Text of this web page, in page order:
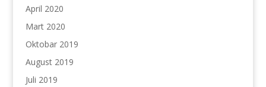
April 2020
Mart 2020
Oktobar 2019
August 2019
Juli 2019